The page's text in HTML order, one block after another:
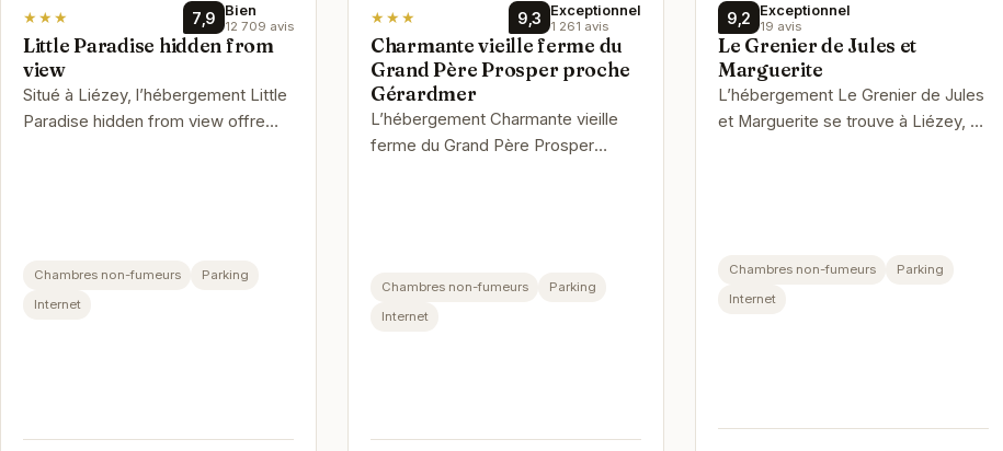
★★★ 7,9 Bien
12 709 avis
Little Paradise hidden from
view
Situé à Liézey, l’hébergement Little
Paradise hidden from view offre
Chambres non-fumeurs
Parking
Internet
★★★ 9,3 Exceptionnel
1 261 avis
Charmante vieille ferme du
Grand Père Prosper proche
Gérardmer
L’hébergement Charmante vieille
ferme du Grand Père Prosper
Chambres non-fumeurs
Parking
Internet
9,2 Exceptionnel
19 avis
Le Grenier de Jules et
Marguerite
L’hébergement Le Grenier de Jules
et Marguerite se trouve à Liézey, à
Chambres non-fumeurs
Parking
Internet